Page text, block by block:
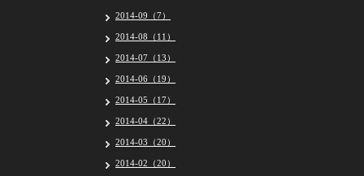
2014-09（7）
2014-08（11）
2014-07（13）
2014-06（19）
2014-05（17）
2014-04（22）
2014-03（20）
2014-02（20）